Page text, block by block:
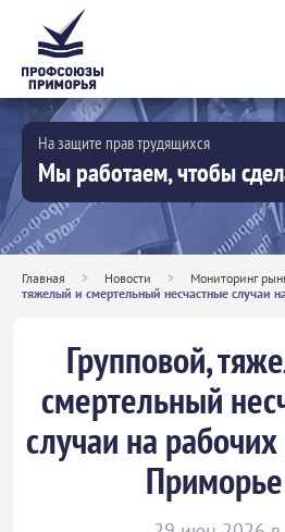
На защите прав трудящихся
Мы работаем, чтобы
Главная > Новости > Мониторинг
тяжелый и смертельный несчастные случаи
Групповой,
смертельный
случаи на
Приморье